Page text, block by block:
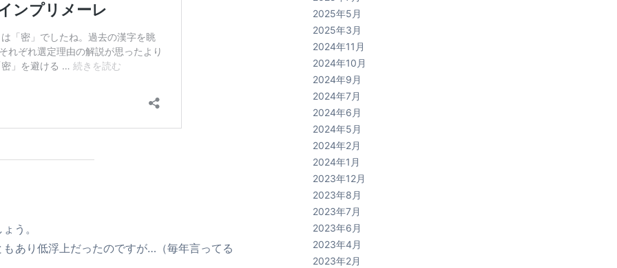
う。
あり低浮上だったのですが…（毎年言ってる
2025年5月
2025年3月
2024年11月
2024年10月
2024年9月
2024年7月
2024年6月
2024年5月
2024年2月
2024年1月
2023年12月
2023年8月
2023年7月
2023年6月
2023年4月
2023年2月